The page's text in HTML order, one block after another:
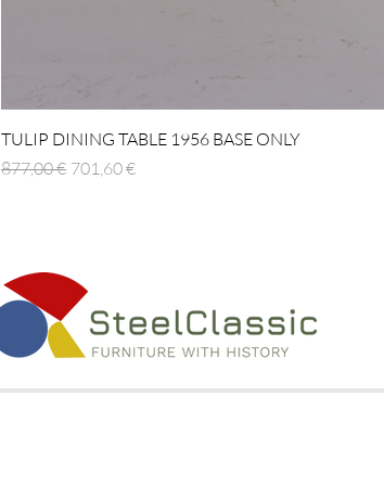
TULIP DINING TABLE 1956 BASE ONLY
Regulær pris
877,00 € Salgspris
701,60 €